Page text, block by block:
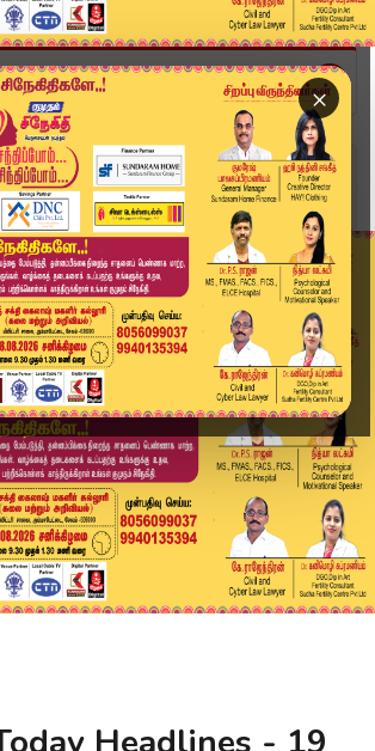
×
ஸ்டோரி
Headlines - 19 June 2026 | 5 மணி...